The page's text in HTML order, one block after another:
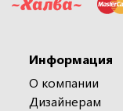
Информация
О компании
Дизайнерам